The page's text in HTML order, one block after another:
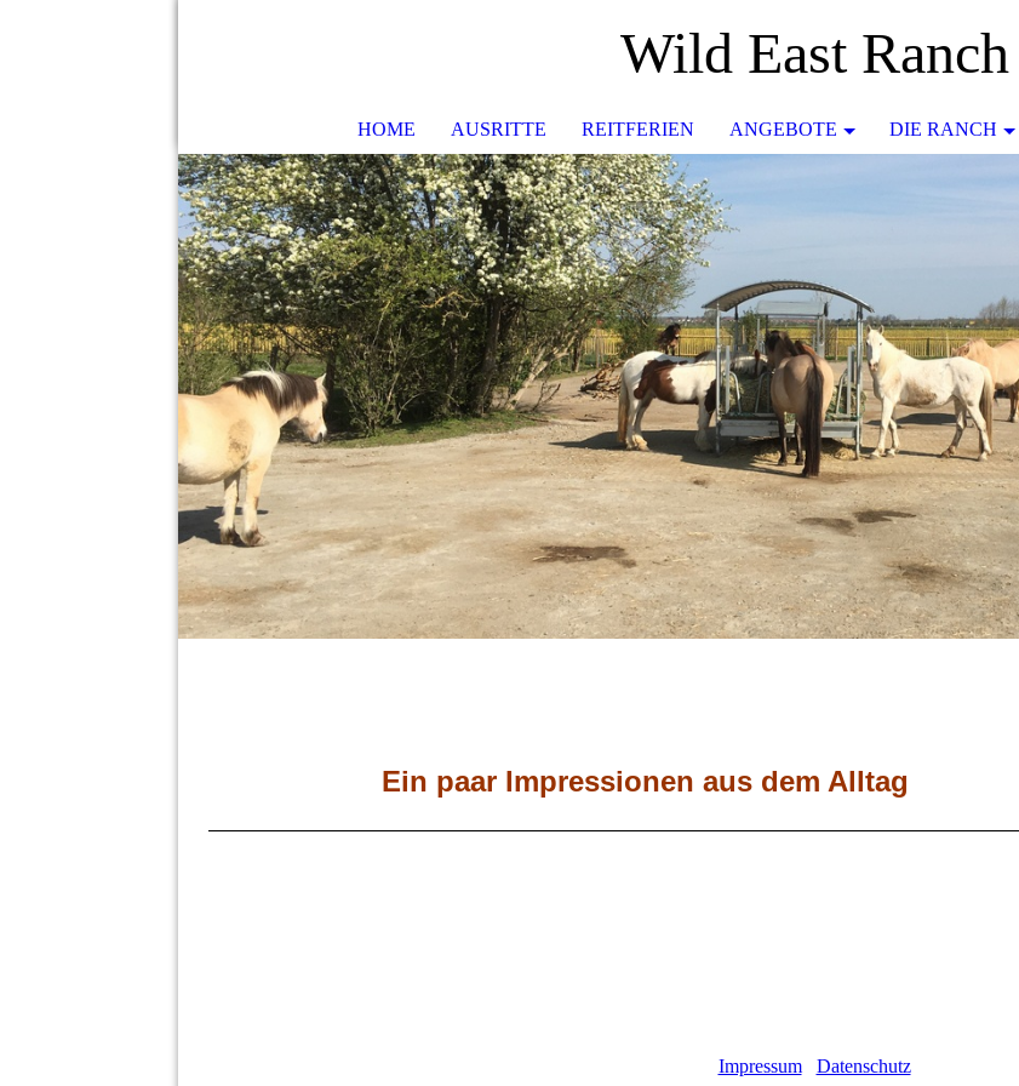
Wild East Ranch
HOME AUSRITTE REITFERIEN ANGEBOTE DIE RANCH
Ein paar Impressionen aus dem Alltag
Impressum Datenschutz